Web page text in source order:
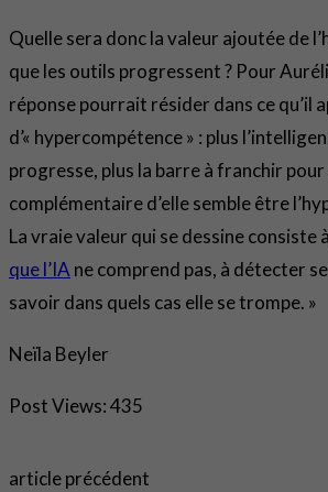
Quelle sera donc la valeur ajoutée de
que les outils progressent ? Pour
réponse pourrait résider dans ce qu’il
d’« hypercompétence » : plus
progresse, plus la barre à franchir
complémentaire d’elle semble être
La vraie valeur qui se dessine consiste à
que l’IA ne comprend pas, à détecter
savoir dans quels cas elle se trompe. »
Neïla Beyler
Post Views:435
article précédent